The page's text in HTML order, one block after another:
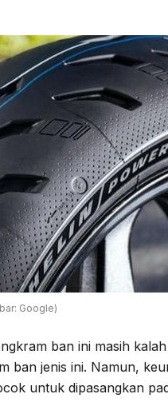
Google)
ban ini masih
ban jenis ini. Namun,
untuk dipasangkan